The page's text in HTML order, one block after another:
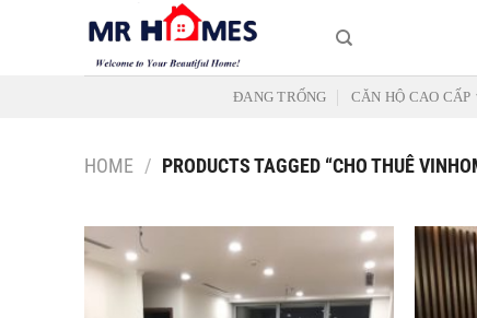
ĐANG TRỐNG CĂN HỘ CAO CẤP
HOME / PRODUCTS TAGGED “CHO THUÊ